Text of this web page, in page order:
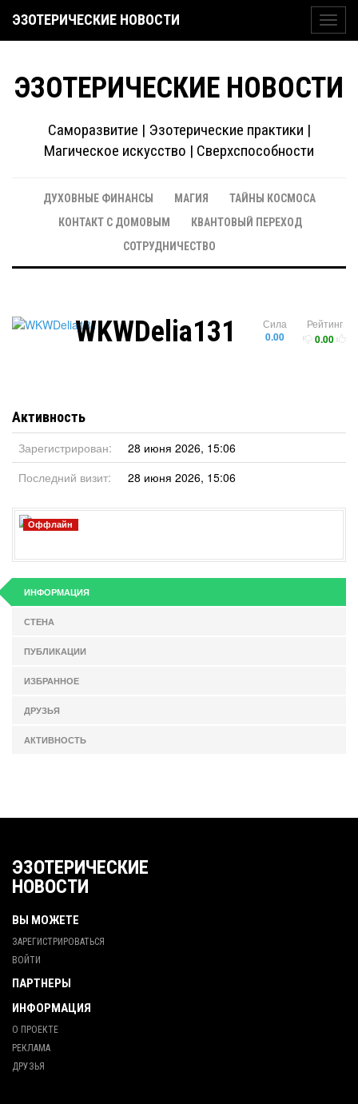
ЭЗОТЕРИЧЕСКИЕ НОВОСТИ
ЭЗОТЕРИЧЕСКИЕ НОВОСТИ
Саморазвитие | Эзотерические практики |
Магическое искусство | Сверхспособности
ДУХОВНЫЕ ФИНАНСЫ МАГИЯ
ТАЙНЫ КОСМОСА
КОНТАКТ С ДОМОВЫМ
КВАНТОВЫЙ ПЕРЕХОД
СОТРУДНИЧЕСТВО
Рейтинг
0.00
Сила
0.00
WKWDelia131
Активность
Зарегистрирован:
28 июня 2026, 15:06
Последний визит:
28 июня 2026, 15:06
Оффлайн
ИНФОРМАЦИЯ
СТЕНА
ПУБЛИКАЦИИ
ИЗБРАННОЕ
ДРУЗЬЯ
АКТИВНОСТЬ
ЭЗОТЕРИЧЕСКИЕ
НОВОСТИ
ВЫ МОЖЕТЕ
ЗАРЕГИСТРИРОВАТЬСЯ
ВОЙТИ
ПАРТНЕРЫ
ИНФОРМАЦИЯ
О ПРОЕКТЕ
РЕКЛАМА
ДРУЗЬЯ